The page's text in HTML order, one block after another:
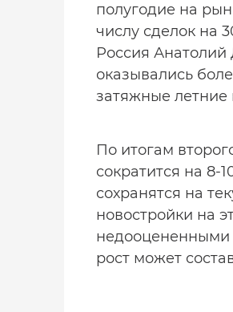
полугодие на
числу сделок на
Россия
оказывались
затяжные летние
По итогам
сократится на 8-
сохранятся на
новостройки на
недооцененными
рост может